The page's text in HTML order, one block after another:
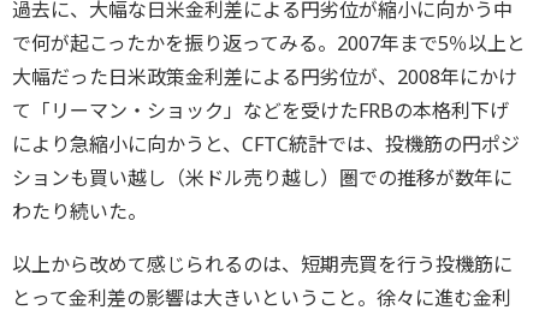
過去に、大幅な日米金利差による円劣位が縮小に向かう中
で何が起こったかを振り返ってみる。2007年まで5％以上と
大幅だった日米政策金利差による円劣位が、2008年にかけ
て「リーマン・ショック」などを受けたFRBの本格利下げ
により急縮小に向かうと、CFTC統計では、投機筋の円ポジ
ションも買い越し（米ドル売り越し）圏での推移が数年に
わたり続いた。
以上から改めて感じられるのは、短期売買を行う投機筋に
とって金利差の影響は大きいということ。徐々に進む金利